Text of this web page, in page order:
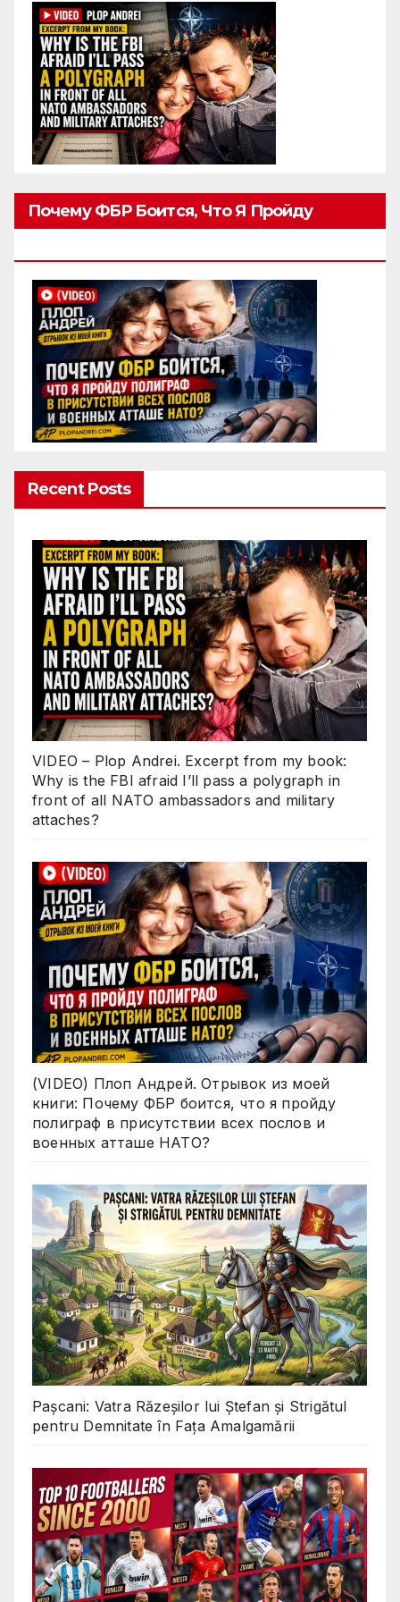
Почему ФБР Боится, Что Я Пройду
Recent Posts
VIDEO – Plop Andrei. Excerpt from my book:
Why is the FBI afraid I’ll pass a polygraph in
front of all NATO ambassadors and military
attaches?
(VIDEO) Плоп Андрей. Отрывок из моей
книги: Почему ФБР боится, что я пройду
полиграф в присутствии всех послов и
военных атташе НАТО?
Pașcani: Vatra Răzeșilor lui Ștefan și Strigătul
pentru Demnitate în Fața Amalgamării